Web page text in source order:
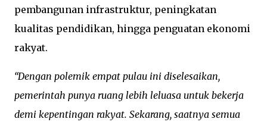
pembangunan infrastruktur, peningkatan
kualitas pendidikan, hingga penguatan ekonomi
rakyat.
“Dengan polemik empat pulau ini diselesaikan,
pemerintah punya ruang lebih leluasa untuk bekerja
demi kepentingan rakyat. Sekarang, saatnya semua